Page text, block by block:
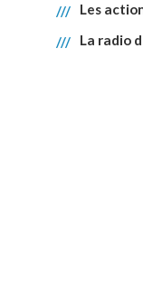
Les
La radio